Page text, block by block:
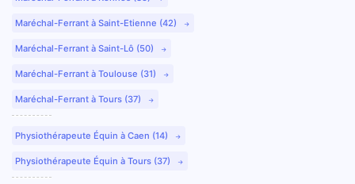
Maréchal-Ferrant à Saint-Etienne (42)
Maréchal-Ferrant à Saint-Lô (50)
Maréchal-Ferrant à Toulouse (31)
Maréchal-Ferrant à Tours (37)
Physiothérapeute Équin à Caen (14)
Physiothérapeute Équin à Tours (37)